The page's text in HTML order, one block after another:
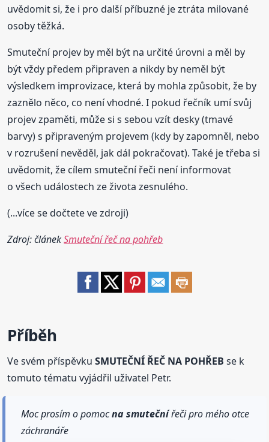
uvědomit si, že i pro další příbuzné je ztráta milované
osoby těžká.
Smuteční projev by měl být na určité úrovni a měl by
být vždy předem připraven a nikdy by neměl být
výsledkem improvizace, která by mohla způsobit, že by
zaznělo něco, co není vhodné. I pokud řečník umí svůj
projev zpaměti, může si s sebou vzít desky (tmavé
barvy) s připraveným projevem (kdy by zapomněl, nebo
v rozrušení nevěděl, jak dál pokračovat). Také je třeba si
uvědomit, že cílem smuteční řeči není informovat
o všech událostech ze života zesnulého.
(...více se dočtete ve zdroji)
Zdroj: článekSmuteční řeč na pohřeb
Příběh
Ve svém příspěvkuSMUTEČNÍ ŘEČ NA POHŘEB se k
tomuto tématu vyjádřil uživatel Petr.
Moc prosím o pomocna smutečnířeči pro mého otce
záchranáře